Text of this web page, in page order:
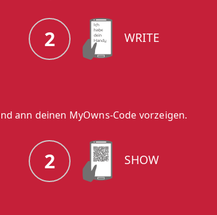
2 WRITE
ann deinen MyOwns-Code vorzeigen.
2 SHOW